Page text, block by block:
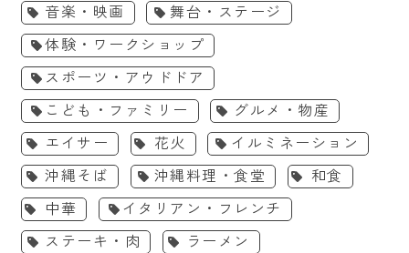
音楽・映画
舞台・ステージ
体験・ワークショップ
スポーツ・アウドドア
こども・ファミリー
グルメ・物産
エイサー
花火
イルミネーション
沖縄そば
沖縄料理・食堂
和食
中華
イタリアン・フレンチ
ステーキ・肉
ラーメン